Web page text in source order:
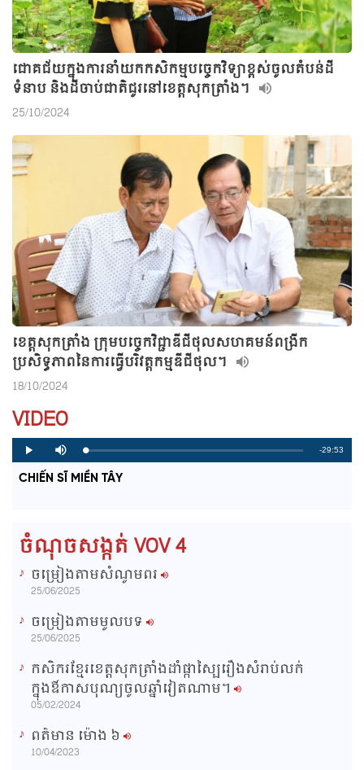
ជោគជ័យក្នុងការនាំយកកសិកម្មបច្ចេកវិទ្យាខ្ពស់ចូលតំបន់ដី
ទំនាប និងដីចាប់ជាតិជូរនៅខេត្តសុកត្រាំង។
25/10/2024
ខេត្តសុកត្រាំង ក្រុមបច្ចេកវិជ្ជាឌីជីថុលសហគមន៍ពង្រីក
ប្រសិទ្ធភាពនៃការធ្វើបរិវត្តកម្មឌីជីថុល។
18/10/2024
VIDEO
P
l
y
M
u
e
L
o
a
d
P
r
o
g
R
-29:53
CHIẾN SĨ MIỀN TÂY
ចំណុចសង្កត់ VOV 4
ចម្រៀងតាមសំណូមពរ
25/06/2025
ចម្រៀងតាមមូលបទ
25/06/2025
កសិករខ្មែរខេត្តសុកត្រាំងដាំផ្កាស្បៃរឿងសំរាប់លក់
ក្នុងឳកាសបុណ្យចូលឆ្នាំវៀតណាម។
05/02/2024
ពត៌មាន ម៉ោង​ ៦
10/04/2023